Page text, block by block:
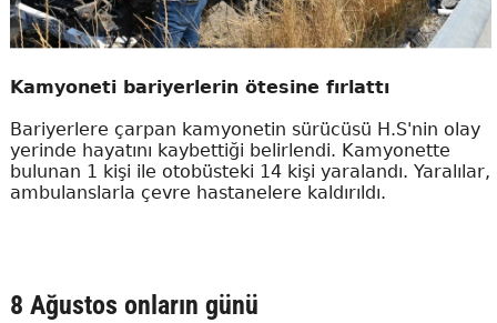
Kamyoneti bariyerlerin ötesine fırlattı
Bariyerlere çarpan kamyonetin sürücüsü H.S'nin olay
yerinde hayatını kaybettiği belirlendi. Kamyonette
bulunan 1 kişi ile otobüsteki 14 kişi yaralandı. Yaralılar,
ambulanslarla çevre hastanelere kaldırıldı.
8 Ağustos onların günü